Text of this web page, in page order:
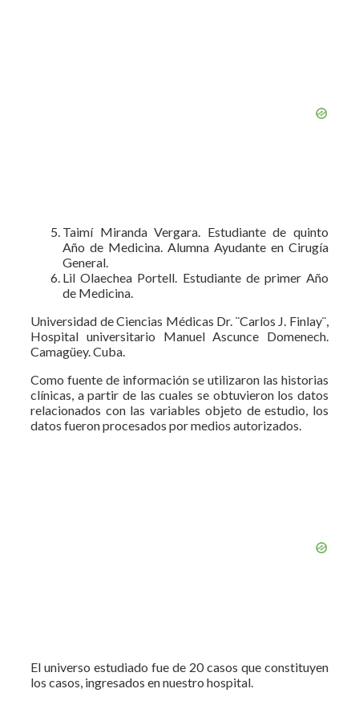
Taimí Miranda Vergara. Estudiante de quinto
Año de Medicina. Alumna Ayudante en Cirugía
General.
Lil Olaechea Portell. Estudiante de primer Año
de Medicina.
Universidad de Ciencias Médicas Dr. ¨Carlos J. Finlay¨,
Hospital universitario Manuel Ascunce Domenech.
Camagüey. Cuba.
Como fuente de información se utilizaron las historias
clínicas, a partir de las cuales se obtuvieron los datos
relacionados con las variables objeto de estudio, los
datos fueron procesados por medios autorizados.
El universo estudiado fue de 20 casos que constituyen
los casos, ingresados en nuestro hospital.